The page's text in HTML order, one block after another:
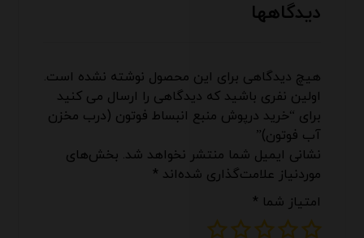
دیدگاهها
هیچ دیدگاهی برای این محصول نوشته نشده است.
اولین نفری باشید که دیدگاهی را ارسال می کنید
برای “خرید درپوش منبع انبساط فوتون (درب مخزن
آب فوتون)”
نشانی ایمیل شما منتشر نخواهد شد. بخش‌های
موردنیاز علامت‌گذاری شده‌اند *
امتیاز شما *